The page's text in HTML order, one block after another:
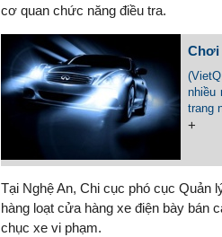
cơ quan chức năng điều tra.
Chơi
nhiều
trang
+
Tại Nghệ An, Chi cục phó cục Quản
hàng loạt cửa hàng xe điện bày bán
chục xe vi phạm.
Viện Kinh tế Tài
"Có rất
ngay từ bây
đầu tư cho
nghệ; ban
khuyến
khởi